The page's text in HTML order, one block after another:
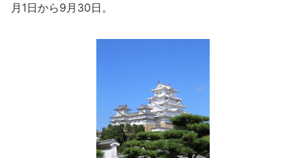
月1日から9月30日。